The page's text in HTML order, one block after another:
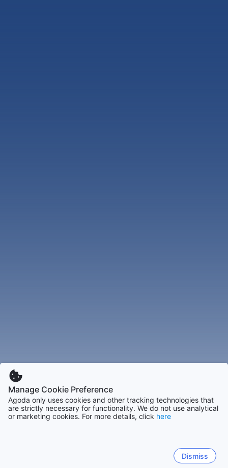
Manage Cookie Preference
Agoda only uses cookies and other tracking technologies that
are strictly necessary for functionality. We do not use analytical
or marketing cookies. For more details, click here
Dismiss